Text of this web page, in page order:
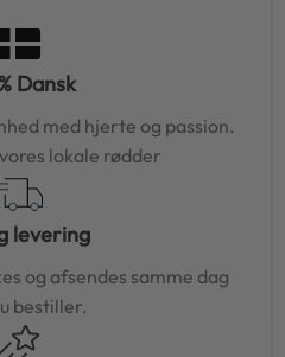
Dansk
med hjerte og passion.
lokale rødder
levering
og afsendes samme dag
bestiller.